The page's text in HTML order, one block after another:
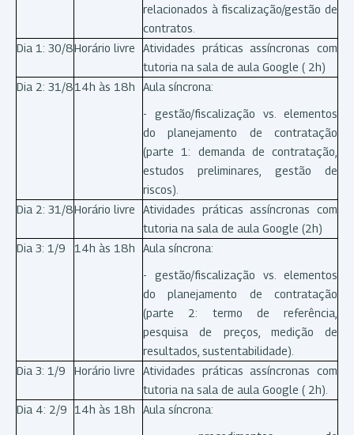
relacionados à fiscalização/gestão de
contratos.
Dia 1: 30/8Horário livre
Atividades práticas assíncronas com
tutoria na sala de aula Google ( 2h)
Dia 2: 31/814h às 18h
Aula síncrona:
- gestão/fiscalização vs. elementos
do planejamento de contratação
(parte 1: demanda de contratação,
estudos preliminares, gestão de
riscos).
Dia 2: 31/8Horário livre
Atividades práticas assíncronas com
tutoria na sala de aula Google (2h)
Dia 3: 1/9
14h às 18h
Aula síncrona:
- gestão/fiscalização vs. elementos
do planejamento de contratação
(parte 2: termo de referência,
pesquisa de preços, medição de
resultados, sustentabilidade).
Dia 3: 1/9
Horário livre
Atividades práticas assíncronas com
tutoria na sala de aula Google ( 2h).
Dia 4: 2/9
14h às 18h
Aula síncrona: